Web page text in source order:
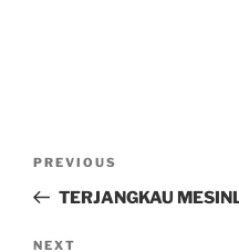
PREVIOUS
TERJANGKAU
NEXT